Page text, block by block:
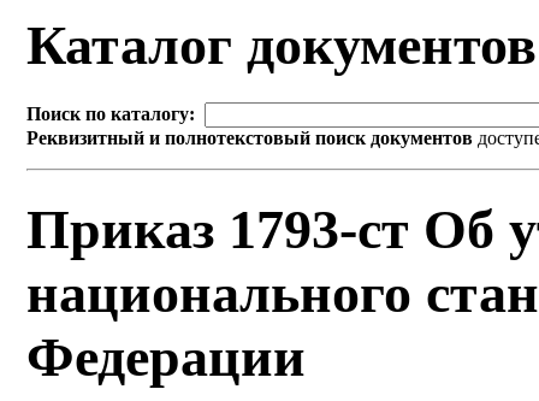
Каталог
Поиск по каталогу:
Реквизитный и полнотекстовый поиск документов
Приказ 1793-ст Об
национального
Федерации